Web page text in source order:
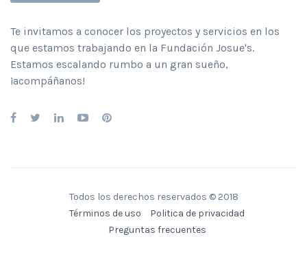
Te invitamos a conocer los proyectos y servicios en los
que estamos trabajando en la Fundación Josue's.
Estamos escalando rumbo a un gran sueño,
¡acompáñanos!
Todos los derechos reservados © 2018
Términos de uso
Politica de privacidad
Preguntas frecuentes